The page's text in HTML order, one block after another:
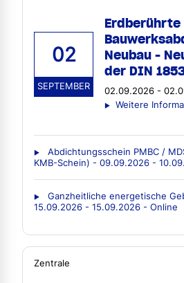
02
SEPTEMBER
Erdberührte
Neubau -
der DIN
02.09.2026 -
Weitere
Abdichtungsschein PMBC /
KMB-Schein) - 09.09.2026 -
Ganzheitliche energetische
15.09.2026 - 15.09.2026 - Online
Zentrale